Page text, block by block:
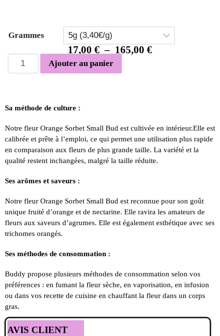
17,00 € – 165,00 €
Grammes
Ajouter au panier
Sa méthode de culture :
Notre fleur Orange Sorbet Small Bud est cultivée en intérieur.Elle est
calibrée et prête à l’emploi, ce qui permet une utilisation plus rapide
en comparaison aux fleurs de plus grande taille. La variété et la
qualité restent inchangées, malgré la taille réduite.
Ses arômes et saveurs :
Notre fleur Orange Sorbet Small Bud est reconnue pour son goût
unique fruité d’orange et de nectarine. Elle ravira les amateurs de
fleurs aux saveurs d’agrumes. Elle est également esthétique avec ses
trichomes orangés.
Ses méthodes de consommation :
Buddy propose plusieurs méthodes de consommation selon vos
préférences : en fumant la fleur sèche, en vaporisation, en infusion
ou dans vos recette de cuisine en chauffant la fleur dans un corps
gras.
AVIS CLIENT